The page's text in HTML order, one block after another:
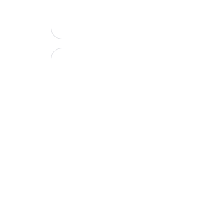
Villa
Bedrooms